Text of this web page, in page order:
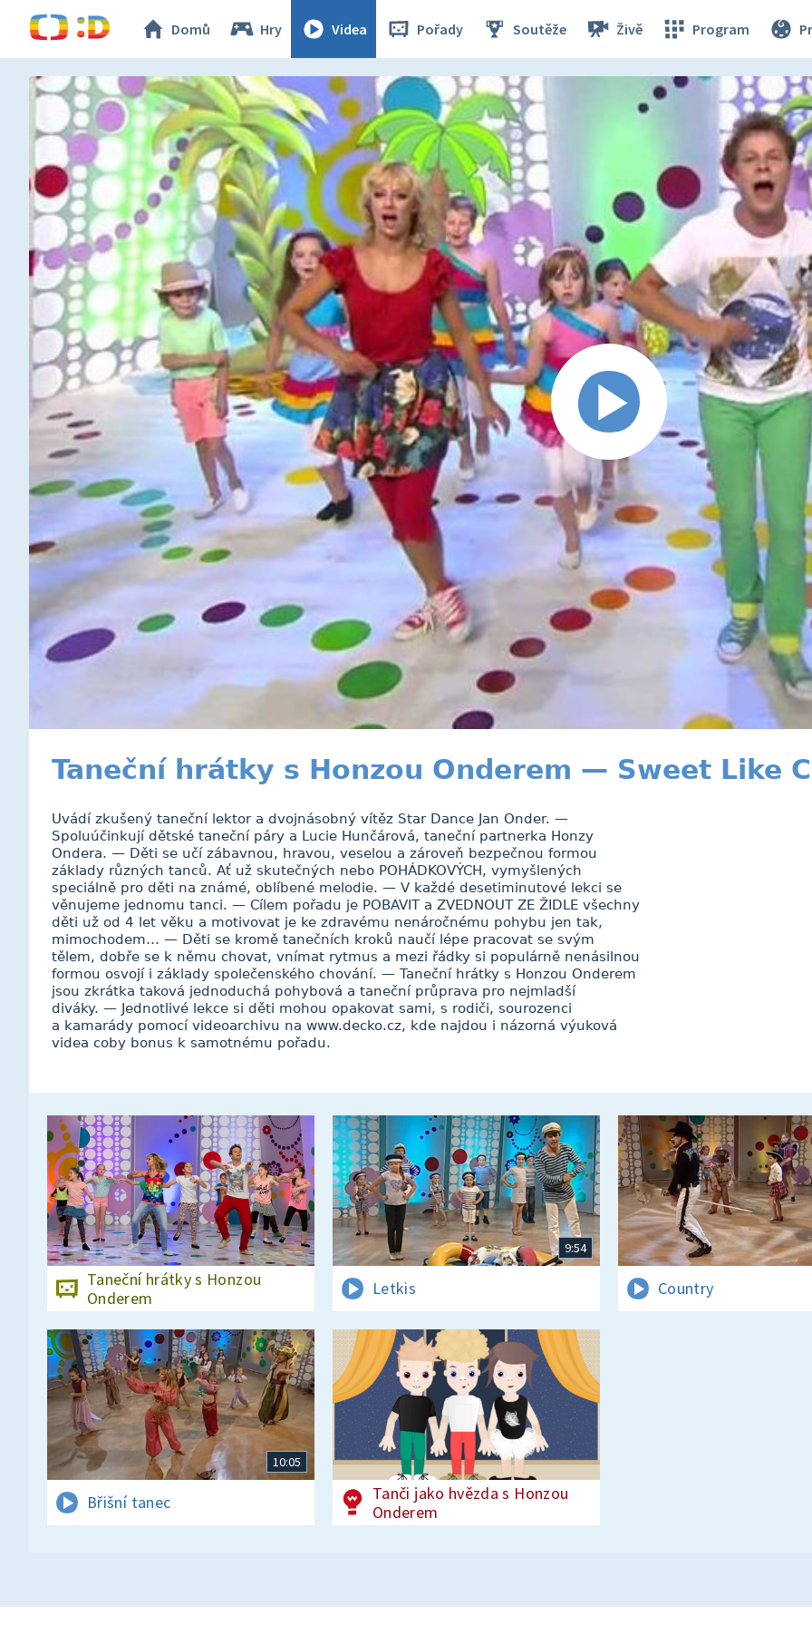
Domů Hry Videa Pořady Soutěže Živě Program
Taneční hrátky s Honzou Onderem — Sweet Like
Uvádí zkušený taneční lektor a dvojnásobný vítěz Star Dance Jan Onder. —
Spoluúčinkují dětské taneční páry a Lucie Hunčárová, taneční partnerka Honzy
Ondera. — Děti se učí zábavnou, hravou, veselou a zároveň bezpečnou formou
základy různých tanců. Ať už skutečných nebo POHÁDKOVÝCH, vymyšlených
speciálně pro děti na známé, oblíbené melodie. — V každé desetiminutové lekci se
věnujeme jednomu tanci. — Cílem pořadu je POBAVIT a ZVEDNOUT ZE ŽIDLE všechny
děti už od 4 let věku a motivovat je ke zdravému nenáročnému pohybu jen tak,
mimochodem… — Děti se kromě tanečních kroků naučí lépe pracovat se svým
tělem, dobře se k němu chovat, vnímat rytmus a mezi řádky si populárně nenásilnou
formou osvojí i základy společenského chování. — Taneční hrátky s Honzou Onderem
jsou zkrátka taková jednoduchá pohybová a taneční průprava pro nejmladší
diváky. — Jednotlivé lekce si děti mohou opakovat sami, s rodiči, sourozenci
a kamarády pomocí videoarchivu na www.decko.cz, kde najdou i názorná výuková
videa coby bonus k samotnému pořadu.
Taneční hrátky s Honzou
Onderem
9:54
Letkis Country
10:05
Břišní tanec
Tanči jako hvězda s Honzou
Onderem